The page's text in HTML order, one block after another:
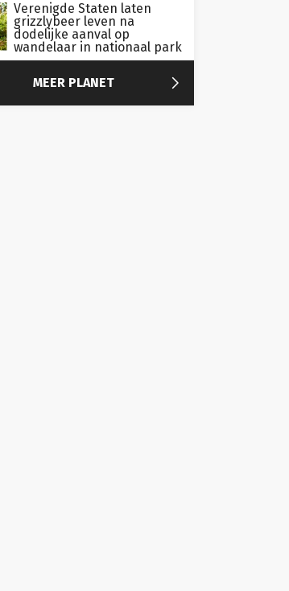
Verenigde Staten laten
grizzlybeer leven na
dodelijke aanval op
wandelaar in nationaal park
MEER PLANET 